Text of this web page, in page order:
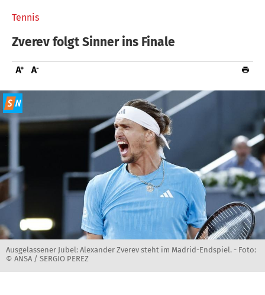
Tennis
Zverev folgt Sinner ins Finale
Ausgelassener Jubel: Alexander Zverev steht im Madrid-Endspiel. - Foto:
© ANSA / SERGIO PEREZ